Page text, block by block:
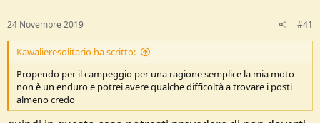
s
c
u
s
s
i
o
n
o
24 Novembre 2019 #41
Kawalieresolitario ha scritto:
Propendo per il campeggio per una ragione semplice la mia moto
non è un enduro e potrei avere qualche difficoltà a trovare i posti
almeno credo